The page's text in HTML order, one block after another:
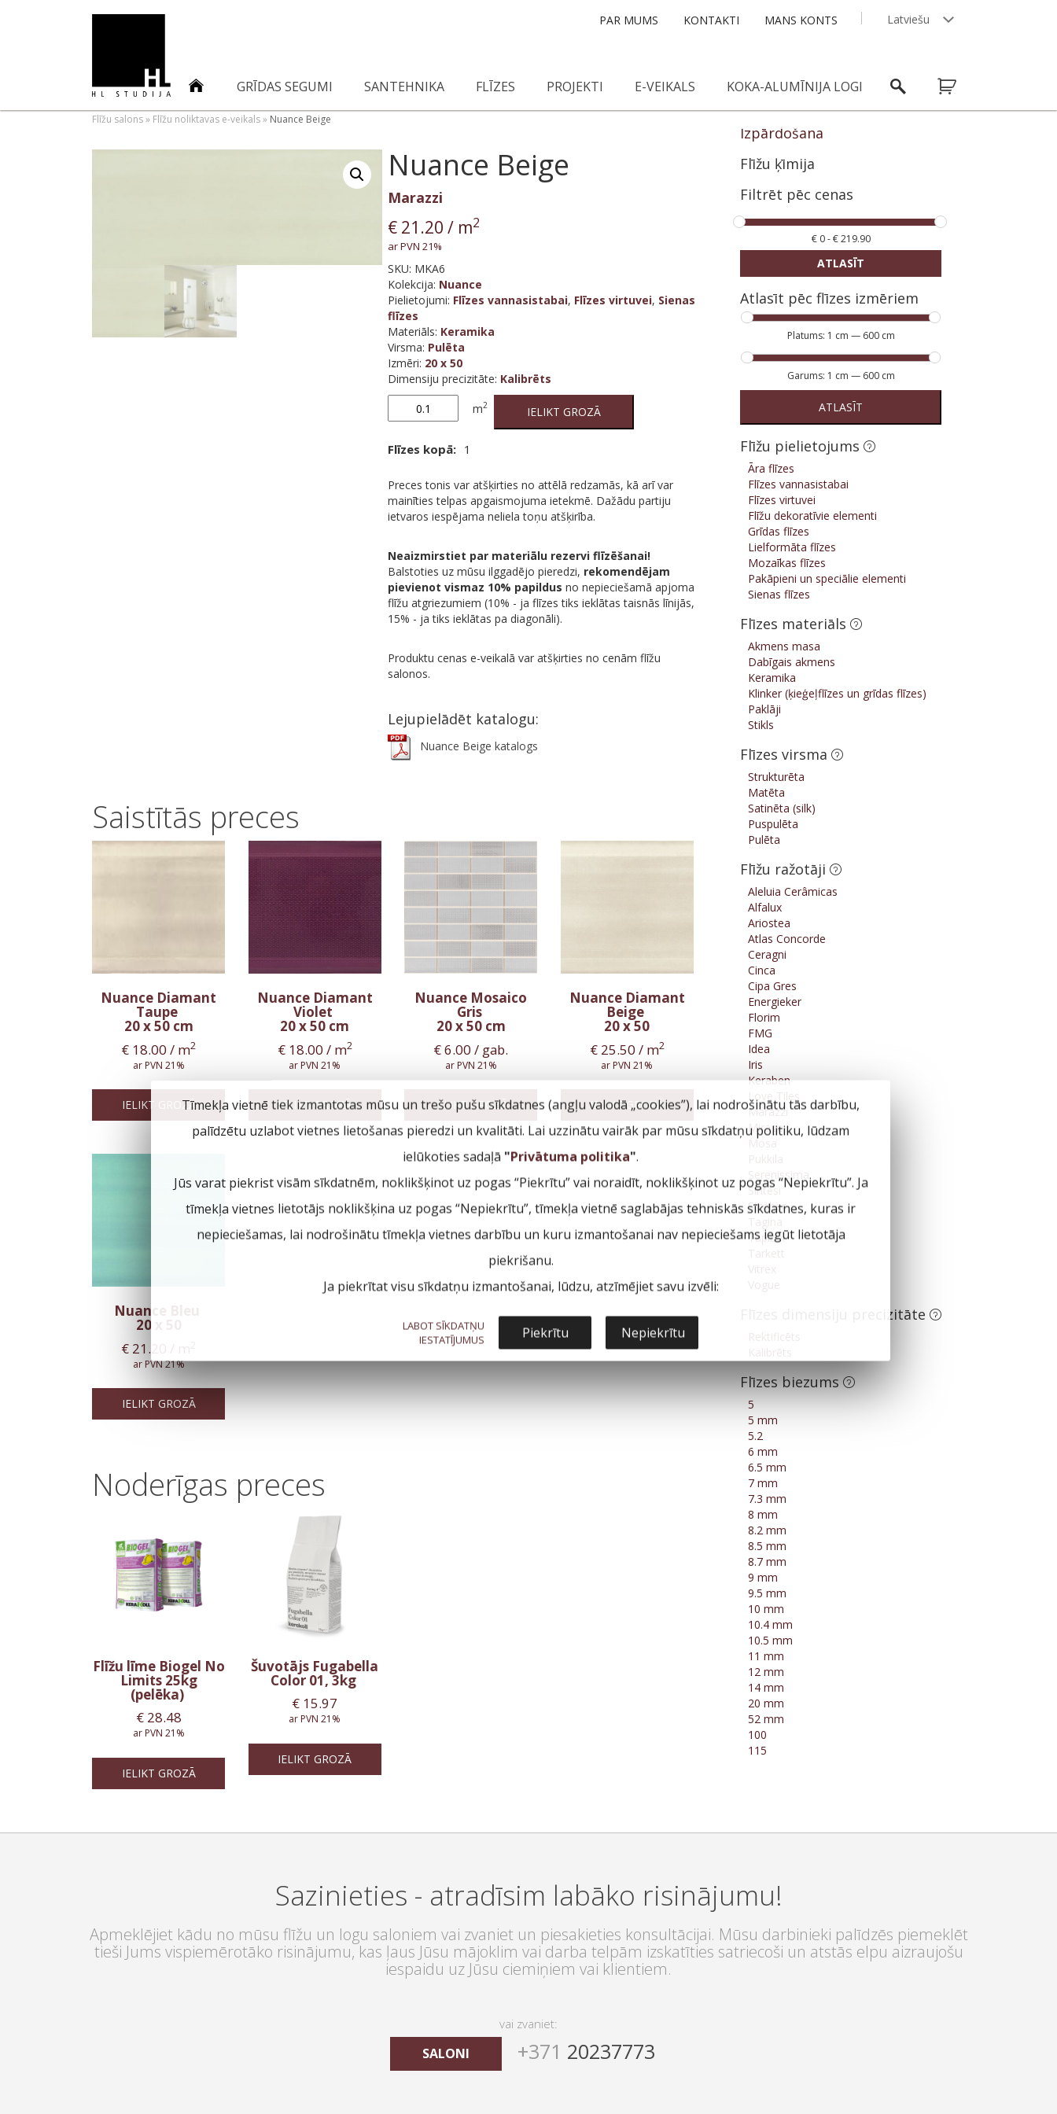
GRĪDAS SEGUMI SANTEHNIKA FLĪZES PROJEKTI E-VEIKALS KOKA-ALUMĪNIJA LOGI
MANS KONTS
KONTAKTI
PAR MUMS
Latviešu
Flīžu salons» Flīžu noliktavas e-veikals» Nuance Beige
Nuance Beige
Marazzi
€ 21.20 / m2
ar PVN 21%
SKU: MKA6
Kolekcija: Nuance
Pielietojumi: Flīzes vannasistabai, Flīzes virtuvei, Sienas
flīzes
Materiāls: Keramika
Virsma: Pulēta
Izmēri: 20 x 50
Dimensiju precizitāte: Kalibrēts
Nuance
Beige
m2 IELIKT GROZĀ
Flīzes kopā: 1
Preces tonis var atšķirties no attēlā redzamās, kā arī var
mainīties telpas apgaismojuma ietekmē. Dažādu partiju
ietvaros iespējama neliela toņu atšķirība.
Neaizmirstiet par materiālu rezervi flīzēšanai!
Balstoties uz mūsu ilggadējo pieredzi, rekomendējam
pievienot vismaz 10% papildus no nepieciešamā apjoma
flīžu atgriezumiem (10% - ja flīzes tiks ieklātas taisnās līnijās,
15% - ja tiks ieklātas pa diagonāli).
Produktu cenas e-veikalā var atšķirties no cenām flīžu
salonos.
Lejupielādēt katalogu:
Nuance Beige katalogs
Saistītās preces
Nuance Diamant
Taupe
20 x 50 cm
€ 18.00 / m2
ar PVN 21%
IELIKT GROZĀ
Nuance Diamant
Violet
20 x 50 cm
€18.00 / m2
ar PVN 21%
IELIKT GROZĀ
Nuance Mosaico
Gris
20 x 50 cm
€6.00 / gab.
ar PVN 21%
IELIKT GROZĀ
Nuance Diamant
Beige
20 x 50
€25.50 / m2
ar PVN 21%
IELIKT GROZĀ
Nuance Bleu
20 x 50
€ 21.20
ar PVN 21%
IELIKT GROZĀ
Noderīgas preces
Flīžu līme Biogel No
Limits 25kg
(pelēka)
€28.48
ar PVN 21%
IELIKT GROZĀ
Šuvotājs Fugabella
Color 01, 3kg
€ 15.97
ar PVN 21%
IELIKT GROZĀ
Izpārdošana
Flīžu ķīmija
Filtrēt pēc cenas
€ 0-€219.90
ATLASĪT
Atlasīt pēc flīzes izmēriem
Platums: 1 cm — 600 cm
Garums: 1 cm — 600 cm
ATLASĪT
Flīžu pielietojums
Āra flīzes
Flīzes vannasistabai
Flīzes virtuvei
Flīžu dekoratīvie elementi
Grīdas flīzes
Lielformāta flīzes
Mozaīkas flīzes
Pakāpieni un speciālie elementi
Sienas flīzes
Flīzes materiāls
Akmens masa
Dabīgais akmens
Keramika
Klinker (ķieģeļflīzes un grīdas flīzes)
Paklāji
Stikls
Flīzes virsma
Strukturēta
Matēta
Satinēta (silk)
Puspulēta
Pulēta
Flīžu ražotāji
Aleluia Cerâmicas
Alfalux
Ariostea
Atlas Concorde
Ceragni
Cinca
Cipa Gres
Energieker
Florim
FMG
Idea
Iris
Keraben
Love Tiles
Marazzi
Mirage
Mosa
Serenissima
Sintesi
Ströher
Tapibel
Flīzes dimensiju precizitāte
Flīzes biezums
5
5 mm
5.2
6 mm
6.5 mm
7 mm
7.3 mm
8 mm
8.2 mm
8.5 mm
8.7 mm
9 mm
9.5 mm
10 mm
10.4 mm
10.5 mm
11 mm
12 mm
14 mm
20 mm
52 mm
100
115
Sazinieties - atradīsim labāko risinājumu!
Apmeklējiet kādu no mūsu flīžu un logu saloniem vai zvaniet un piesakieties konsultācijai. Mūsu darbinieki palīdzēs piemeklēt
tieši Jums vispiemērotāko risinājumu, kas ļaus Jūsu mājoklim vai darba telpām izskatīties satriecoši un atstās elpu aizraujošu
iespaidu uz Jūsu ciemiņiem vai klientiem.
vai zvaniet:
SALONI +371 20237773
Tīmekļa vietnē tiek izmantotas mūsu un trešo pušu sīkdatnes (angļu valodā „cookies”), lai nodrošinātu tās darbību,
palīdzētu uzlabot vietnes lietošanas pieredzi un kvalitāti. Lai uzzinātu vairāk par mūsu sīkdatņu politiku, lūdzam
ielūkoties sadaļā "Privātuma politika".
Jūs varat piekrist visām sīkdatnēm, noklikšķinot uz pogas “Piekrītu” vai noraidīt, noklikšķinot uz pogas “Nepiekrītu”. Ja
tīmekļa vietnes lietotājs noklikšķina uz pogas “Nepiekrītu”, tīmekļa vietnē saglabājas tehniskās sīkdatnes, kuras ir
nepieciešamas, lai nodrošinātu tīmekļa vietnes darbību un kuru izmantošanai nav nepieciešams iegūt lietotāja
piekrišanu.
Ja piekrītat visu sīkdatņu izmantošanai, lūdzu, atzīmējiet savu izvēli:
LABOT SĪKDATŅU
IESTATĪJUMUS
Piekrītu Nepiekrītu